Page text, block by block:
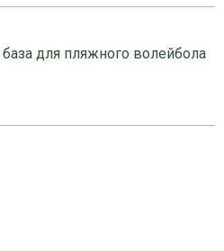
для пляжного волейбола